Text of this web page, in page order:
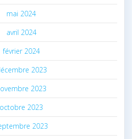
mai 2024
avril 2024
février 2024
2023
2023
octobre 2023
2023